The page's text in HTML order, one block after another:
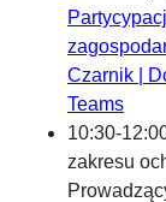
Czarnik |
Teams
10:30-
zakresu